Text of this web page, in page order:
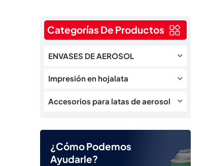
Categorías De Productos
ENVASES DE AEROSOL
Impresión en hojalata
Accesorios para latas de aerosol
¿Cómo Podemos
Ayudarle?